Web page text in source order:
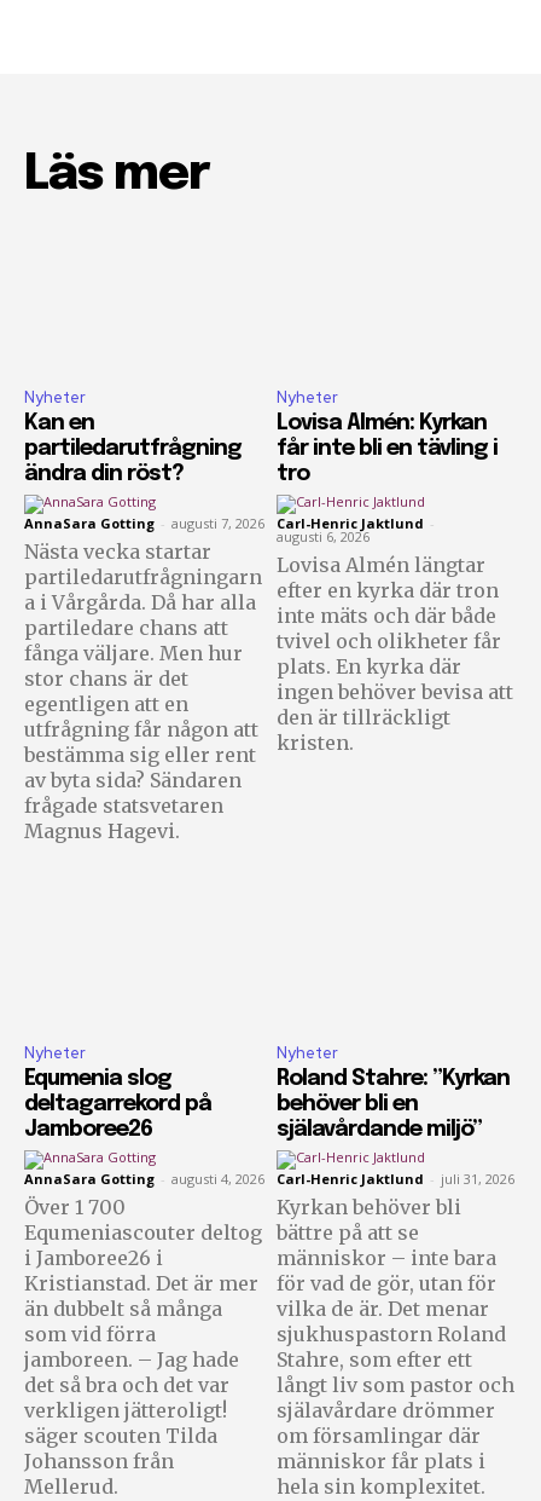
Läs mer
Nyheter
Kan en
partiledarutfrågning
ändra din röst?
AnnaSara Gotting - augusti 7, 2026
Nästa vecka startar
partiledarutfrågningarn
a i Vårgårda. Då har alla
partiledare chans att
fånga väljare. Men hur
stor chans är det
egentligen att en
utfrågning får någon att
bestämma sig eller rent
av byta sida? Sändaren
frågade statsvetaren
Magnus Hagevi.
Nyheter
Lovisa Almén: Kyrkan
får inte bli en tävling i
tro
Carl-Henric Jaktlund -
augusti 6, 2026
Lovisa Almén längtar
efter en kyrka där tron
inte mäts och där både
tvivel och olikheter får
plats. En kyrka där
ingen behöver bevisa att
den är tillräckligt
kristen.
Nyheter
Equmenia slog
deltagarrekord på
Jamboree26
AnnaSara Gotting - augusti 4, 2026
Över 1 700
Equmeniascouter deltog
i Jamboree26 i
Kristianstad. Det är mer
än dubbelt så många
som vid förra
jamboreen. – Jag hade
det så bra och det var
verkligen jätteroligt!
säger scouten Tilda
Johansson från
Mellerud.
Nyheter
Roland Stahre: ”Kyrkan
behöver bli en
själavårdande miljö”
Carl-Henric Jaktlund - juli 31, 2026
Kyrkan behöver bli
bättre på att se
människor – inte bara
för vad de gör, utan för
vilka de är. Det menar
sjukhuspastorn Roland
Stahre, som efter ett
långt liv som pastor och
själavårdare drömmer
om församlingar där
människor får plats i
hela sin komplexitet.